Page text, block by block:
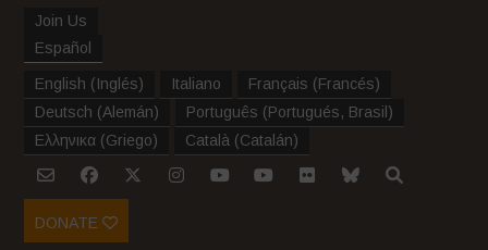
Join Us
Español
English (Inglés) Italiano Français (Francés)
Deutsch (Alemán) Português (Portugués, Brasil )
Ελληνικα (Griego) Català (Catalán)
DONATE